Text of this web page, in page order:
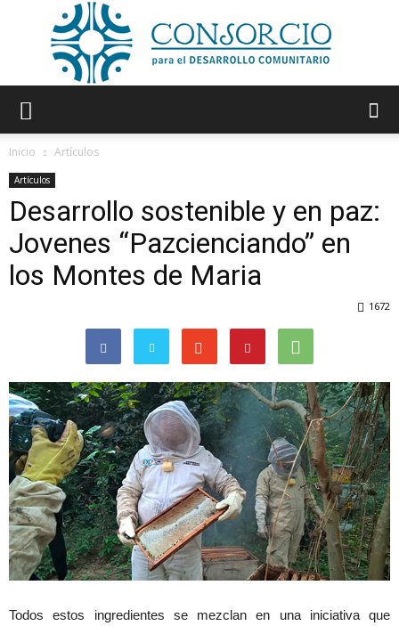
Inicio Artículos
Artículos
Desarrollo sostenible y en paz:
Jovenes “Pazcienciando” en
los Montes de Maria
1672
Todos estos ingredientes se mezclan en una iniciativa que